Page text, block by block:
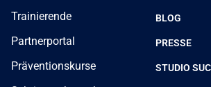
Trainierende
Partnerportal
Präventionskurse
BLOG
PRESSE
STUDIO